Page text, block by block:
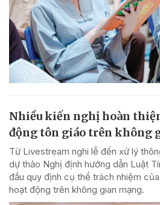
Nhiều kiến nghị hoàn
động tôn giáo trên không
Từ Livestream nghi lễ đến xử lý
dự thảo Nghị định hướng dẫn Luật
đầu quy định cụ thể trách nhiệm
hoạt động trên không gian mạng.